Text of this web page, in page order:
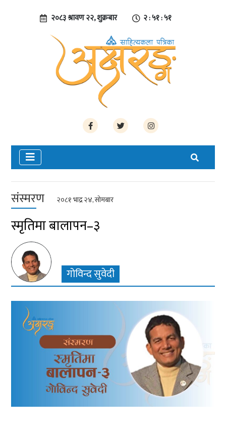
२०८३ श्रावण २२, शुक्रबार २ : ५१ : ५१
संस्मरण २०८१ भाद्र २४, सोमबार
स्मृतिमा बालापन–३
गोविन्द सुवेदी